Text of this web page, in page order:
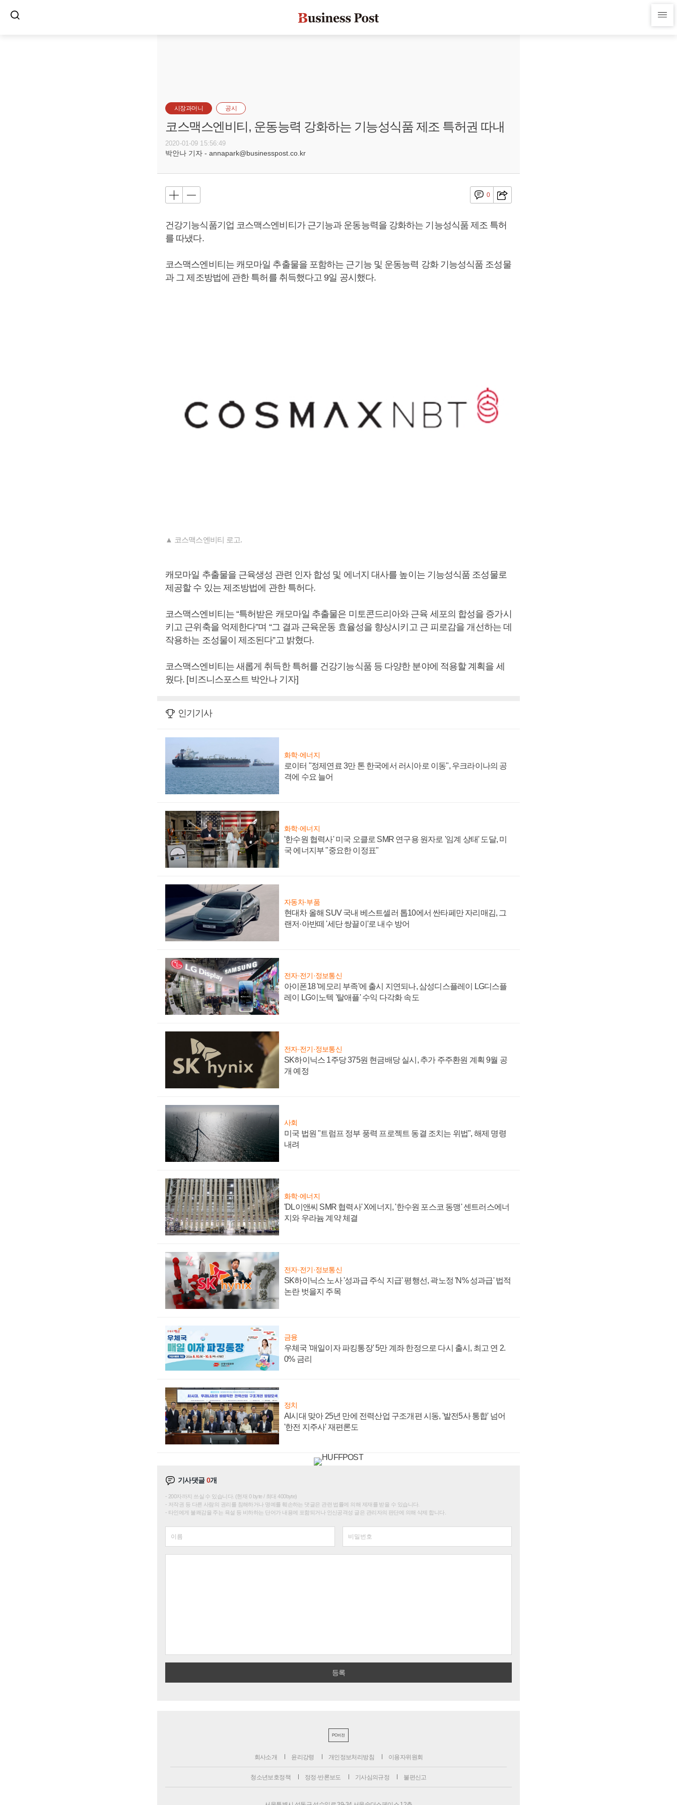
시장과머니 공시
코스맥스엔비티, 운동능력 강화하는 기능성식품 제조 특허권 따내
2020-01-09 15:56:49
박안나 기자 - annapark@businesspost.co.kr
0
건강기능식품기업 코스맥스엔비티가 근기능과 운동능력을 강화하는 기능성식품 제조 특허
를 따냈다.
코스맥스엔비티는 캐모마일 추출물을 포함하는 근기능 및 운동능력 강화 기능성식품 조성물
과 그 제조방법에 관한 특허를 취득했다고 9일 공시했다.
▲ 코스맥스엔비티 로고.
캐모마일 추출물을 근육생성 관련 인자 합성 및 에너지 대사를 높이는 기능성식품 조성물로
제공할 수 있는 제조방법에 관한 특허다.
코스맥스엔비티는 “특허받은 캐모마일 추출물은 미토콘드리아와 근육 세포의 합성을 증가시
키고 근위축을 억제한다”며 “그 결과 근육운동 효율성을 향상시키고 근 피로감을 개선하는 데
작용하는 조성물이 제조된다”고 밝혔다.
코스맥스엔비티는 새롭게 취득한 특허를 건강기능식품 등 다양한 분야에 적용할 계획을 세
웠다. [비즈니스포스트 박안나 기자]
인기기사
화학·에너지
로이터 "정제연료 3만 톤 한국에서 러시아로 이동", 우크라이나의 공
격에 수요 늘어
화학·에너지
'한수원 협력사' 미국 오클로 SMR 연구용 원자로 '임계 상태' 도달, 미
국 에너지부 "중요한 이정표"
자동차·부품
현대차 올해 SUV 국내 베스트셀러 톱10에서 싼타페만 자리매김, 그
랜저·아반떼 '세단 쌍끌이'로 내수 방어
전자·전기·정보통신
아이폰18 '메모리 부족'에 출시 지연되나, 삼성디스플레이 LG디스플
레이 LG이노텍 '탈애플' 수익 다각화 속도
전자·전기·정보통신
SK하이닉스 1주당 375원 현금배당 실시, 추가 주주환원 계획 9월 공
개 예정
사회
미국 법원 "트럼프 정부 풍력 프로젝트 동결 조치는 위법", 해제 명령
내려
화학·에너지
'DL이앤씨 SMR 협력사' X에너지, '한수원 포스코 동맹' 센트러스에너
지와 우라늄 계약 체결
전자·전기·정보통신
SK하이닉스 노사 '성과급 주식 지급' 평행선, 곽노정 'N% 성과급' 법적
논란 벗을지 주목
금융
우체국 '매일이자 파킹통장' 5만 계좌 한정으로 다시 출시, 최고 연 2.
0% 금리
정치
AI시대 맞아 25년 만에 전력산업 구조개편 시동, '발전5사 통합' 넘어
'한전 지주사' 재편론도
기사댓글0개
200자까지 쓰실 수 있습니다. (현재 0 byte / 최대 400byte)
저작권 등 다른 사람의 권리를 침해하거나 명예를 훼손하는 댓글은 관련 법률에 의해 제재를 받을 수 있습니다.
타인에게 불쾌감을 주는 욕설 등 비하하는 단어가 내용에 포함되거나 인신공격성 글은 관리자의 판단에 의해 삭제 합니다.
PC버전
회사소개 윤리강령 개인정보처리방침 이용자위원회
청소년보호정책 정정·반론보도 기사심의규정 불편신고